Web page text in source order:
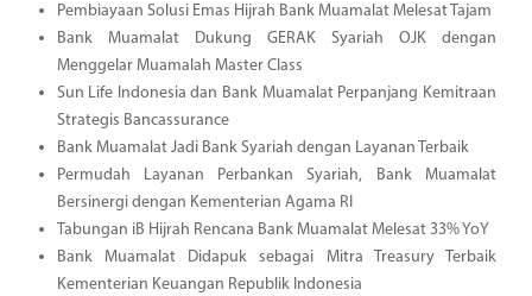
Pembiayaan Solusi Emas Hijrah Bank Muamalat Melesat Tajam
Bank Muamalat Dukung GERAK Syariah OJK dengan
Menggelar Muamalah Master Class
Sun Life Indonesia dan Bank Muamalat Perpanjang Kemitraan
Strategis Bancassurance
Bank Muamalat Jadi Bank Syariah dengan Layanan Terbaik
Permudah Layanan Perbankan Syariah, Bank Muamalat
Bersinergi dengan Kementerian Agama RI
Tabungan iB Hijrah Rencana Bank Muamalat Melesat 33% YoY
Bank Muamalat Didapuk sebagai Mitra Treasury Terbaik
Kementerian Keuangan Republik Indonesia